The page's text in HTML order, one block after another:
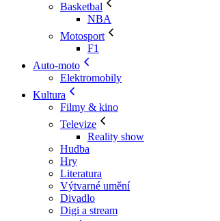
Basketbal
NBA
Motosport
F1
Auto-moto
Elektromobily
Kultura
Filmy & kino
Televize
Reality show
Hudba
Hry
Literatura
Výtvarné umění
Divadlo
Digi a stream